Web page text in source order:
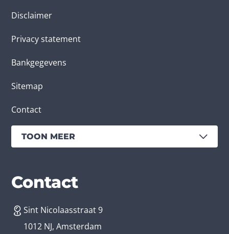
Disclaimer
Privacy statement
Bankgegevens
Sitemap
Contact
TOON MEER
Diensten
App laten maken
Branches
Bedrijfsapp
Contact
Sint Nicolaasstraat 9
1012 NJ, Amsterdam